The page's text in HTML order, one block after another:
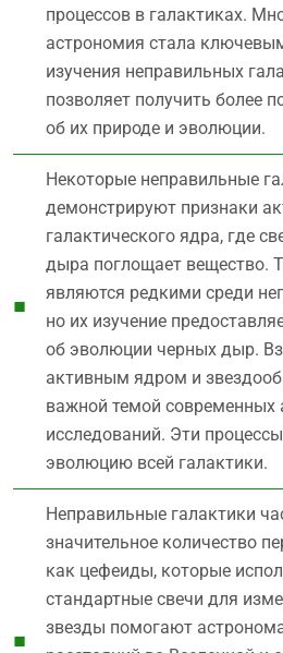
процессов в галактиках.
астрономия стала
изучения неправильных
позволяет получить более
об их природе и эволюции.
Некоторые неправильные
демонстрируют признаки
галактического ядра, где
дыра поглощает вещество.
являются редкими среди
но их изучение
об эволюции черных дыр.
активным ядром и
важной темой современных
исследований. Эти
эволюцию всей галактики.
Неправильные галактики
значительное количество
как цефеиды, которые
стандартные свечи для
звезды помогают